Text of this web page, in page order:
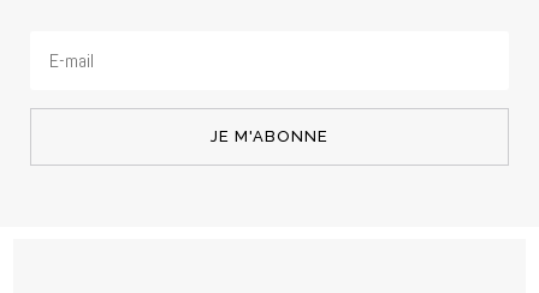
JE M'ABONNE